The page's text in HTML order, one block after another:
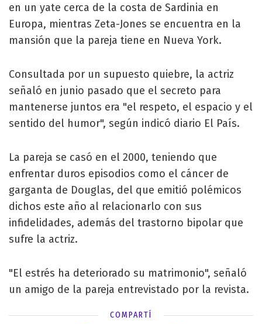
en un yate cerca de la costa de Sardinia en
Europa, mientras Zeta-Jones se encuentra en la
mansión que la pareja tiene en Nueva York.
Consultada por un supuesto quiebre, la actriz
señaló en junio pasado que el secreto para
mantenerse juntos era "el respeto, el espacio y el
sentido del humor", según indicó diario El País.
La pareja se casó en el 2000, teniendo que
enfrentar duros episodios como el cáncer de
garganta de Douglas, del que emitió polémicos
dichos este año al relacionarlo con sus
infidelidades, además del trastorno bipolar que
sufre la actriz.
"El estrés ha deteriorado su matrimonio", señaló
un amigo de la pareja entrevistado por la revista.
COMPARTÍ